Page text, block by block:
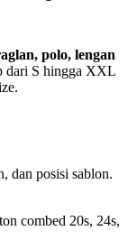
polo, lengan
dari S hingga XXL
dan posisi sablon.
combed 20s, 24s,